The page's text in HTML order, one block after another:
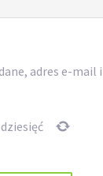
adres e-mail
dziesięć